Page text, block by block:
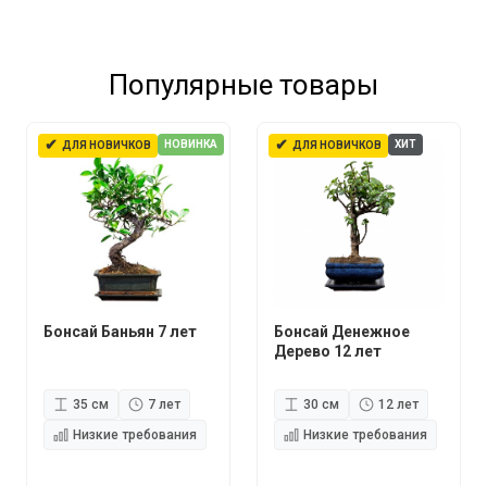
Популярные товары
✔ ДЛЯ НОВИЧКОВ НОВИНКА
Бонсай Баньян 7 лет
35 см
7 лет
Низкие требования
✔ ДЛЯ НОВИЧКОВ ХИТ
Бонсай Денежное
Дерево 12 лет
30 см
12 лет
Низкие требования